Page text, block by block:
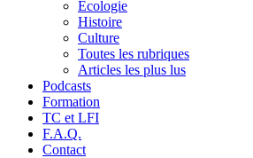
Écologie
Histoire
Culture
Toutes les rubriques
Articles les plus lus
Podcasts
Formation
TC et LFI
F.A.Q.
Contact